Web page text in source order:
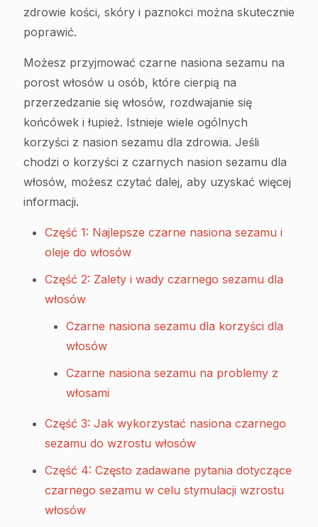
zdrowie kości, skóry i paznokci można skutecznie
poprawić.
Możesz przyjmować czarne nasiona sezamu na
porost włosów u osób, które cierpią na
przerzedzanie się włosów, rozdwajanie się
końcówek i łupież. Istnieje wiele ogólnych
korzyści z nasion sezamu dla zdrowia. Jeśli
chodzi o korzyści z czarnych nasion sezamu dla
włosów, możesz czytać dalej, aby uzyskać więcej
informacji.
Część 1: Najlepsze czarne nasiona sezamu i
oleje do włosów
Część 2: Zalety i wady czarnego sezamu dla
włosów
Czarne nasiona sezamu dla korzyści dla
włosów
Czarne nasiona sezamu na problemy z
włosami
Część 3: Jak wykorzystać nasiona czarnego
sezamu do wzrostu włosów
Część 4: Często zadawane pytania dotyczące
czarnego sezamu w celu stymulacji wzrostu
włosów